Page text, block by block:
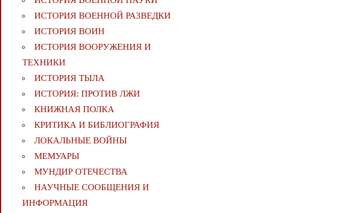
ИСТОРИЯ ВОЕННОЙ РАЗВЕДКИ
ИСТОРИЯ ВОИН
ИСТОРИЯ ВООРУЖЕНИЯ И
ТЕХНИКИ
ИСТОРИЯ ТЫЛА
ИСТОРИЯ: ПРОТИВ ЛЖИ
КНИЖНАЯ ПОЛКА
КРИТИКА И БИБЛИОГРАФИЯ
ЛОКАЛЬНЫЕ ВОЙНЫ
МЕМУАРЫ
МУНДИР ОТЕЧЕСТВА
НАУЧНЫЕ СООБЩЕНИЯ И
ИНФОРМАЦИЯ